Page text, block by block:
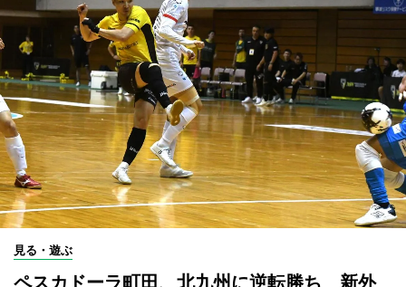
見る・遊ぶ
ペスカドーラ町田、北九州に逆転勝ち 新外